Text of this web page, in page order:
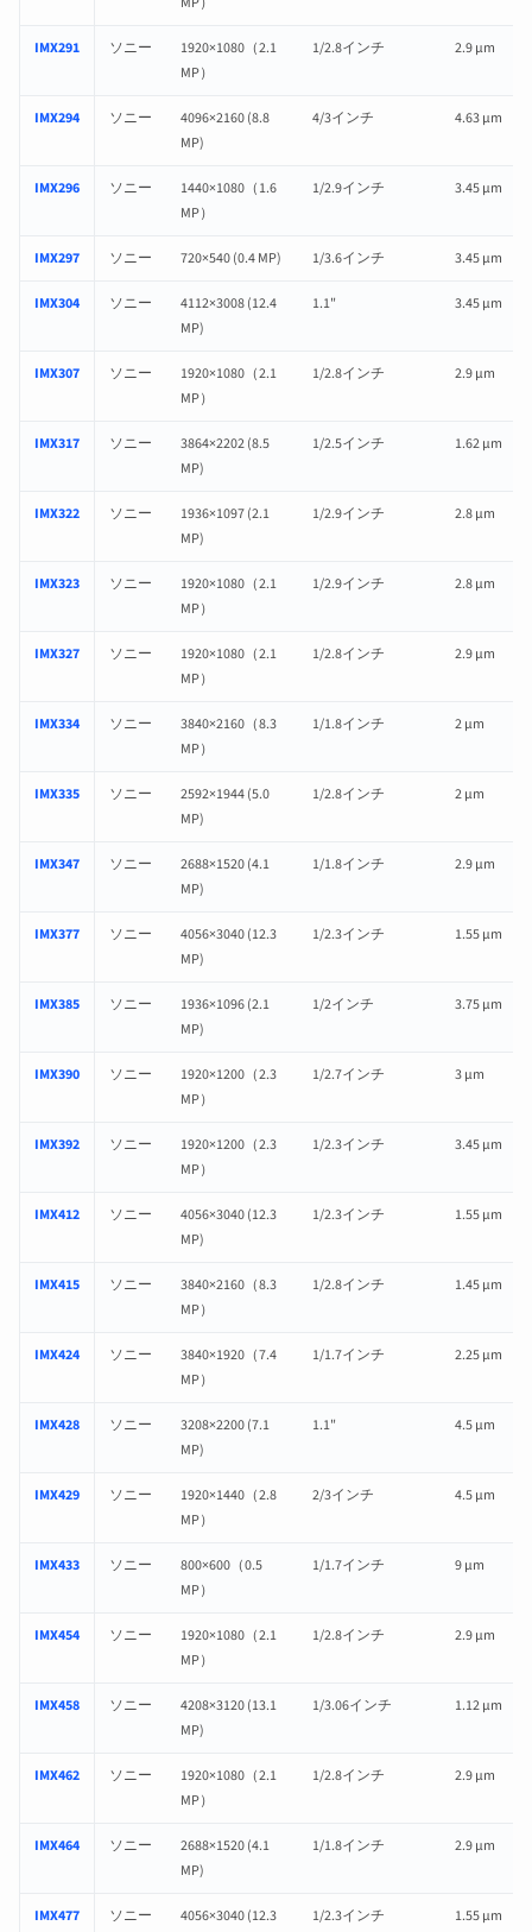
IMX291 ソニー
1920×1080（2.1
MP）
1/2.8インチ 2.9 µm
IMX294 ソニー
4096×2160 (8.8
MP)
4/3インチ 4.63 µm
IMX296 ソニー
1440×1080（1.6
MP）
1/2.9インチ 3.45 µm
IMX297 ソニー 720×540 (0.4 MP) 1/3.6インチ 3.45 µm
IMX304 ソニー
4112×3008 (12.4
MP)
1.1" 3.45 µm
IMX307 ソニー
1920×1080（2.1
MP）
1/2.8インチ 2.9 µm
IMX317 ソニー
3864×2202 (8.5
MP)
1/2.5インチ 1.62 µm
IMX322 ソニー
1936×1097 (2.1
MP)
1/2.9インチ 2.8 µm
IMX323 ソニー
1920×1080（2.1
MP）
1/2.9インチ 2.8 µm
IMX327 ソニー
1920×1080（2.1
MP）
1/2.8インチ 2.9 µm
IMX334 ソニー
3840×2160（8.3
MP）
1/1.8インチ 2 µm
IMX335 ソニー
2592×1944 (5.0
MP)
1/2.8インチ 2 µm
IMX347 ソニー
2688×1520 (4.1
MP)
1/1.8インチ 2.9 µm
IMX377 ソニー
4056×3040 (12.3
MP)
1/2.3インチ 1.55 µm
IMX385 ソニー
1936×1096 (2.1
MP)
1/2インチ 3.75 µm
IMX390 ソニー
1920×1200（2.3
MP）
1/2.7インチ 3 µm
IMX392 ソニー
1920×1200（2.3
MP）
1/2.3インチ 3.45 µm
IMX412 ソニー
4056×3040 (12.3
MP)
1/2.3インチ 1.55 µm
IMX415 ソニー
3840×2160（8.3
MP）
1/2.8インチ 1.45 µm
IMX424 ソニー
3840×1920（7.4
MP）
1/1.7インチ 2.25 µm
IMX428 ソニー
3208×2200 (7.1
MP)
1.1" 4.5 µm
IMX429 ソニー
1920×1440（2.8
MP）
2/3インチ 4.5 µm
IMX433 ソニー
800×600（0.5
MP）
1/1.7インチ 9 µm
IMX454 ソニー
1920×1080（2.1
MP）
1/2.8インチ 2.9 µm
IMX458 ソニー
4208×3120 (13.1
MP)
1/3.06インチ 1.12 µm
IMX462 ソニー
1920×1080（2.1
MP）
1/2.8インチ 2.9 µm
IMX464 ソニー
2688×1520 (4.1
MP)
1/1.8インチ 2.9 µm
IMX477 ソニー
4056×3040 (12.3
1/2.3インチ 1.55 µm